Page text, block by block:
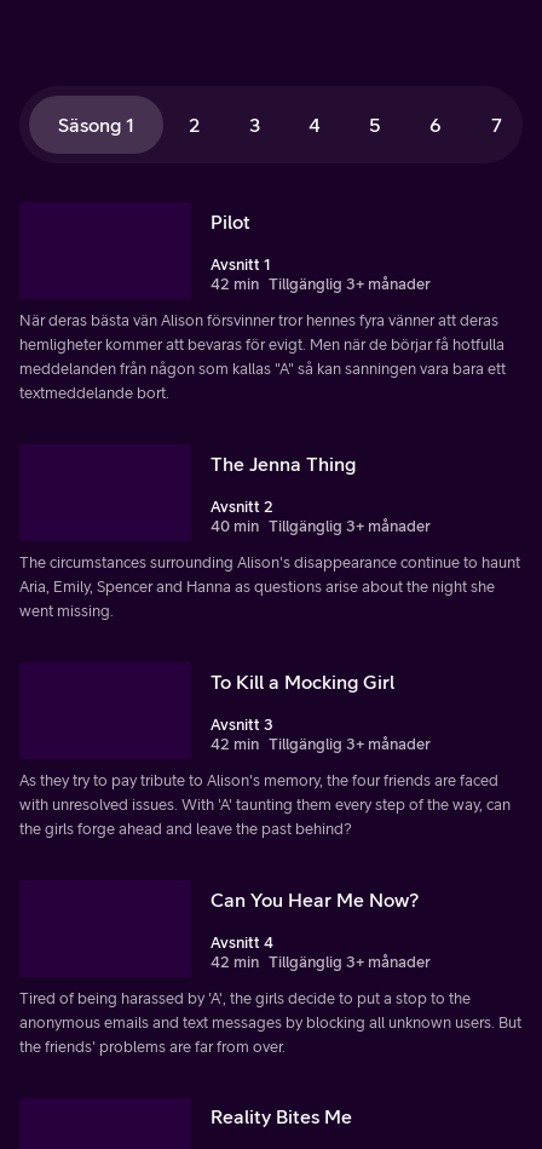
Säsong 1 2 3 4 5 6 7
Pilot
Avsnitt 1
42 min Tillgänglig 3+ månader
När deras bästa vän Alison försvinner tror hennes fyra vänner att deras
hemligheter kommer att bevaras för evigt. Men när de börjar få hotfulla
meddelanden från någon som kallas "A" så kan sanningen vara bara ett
textmeddelande bort.
The Jenna Thing
Avsnitt 2
40 min Tillgänglig 3+ månader
The circumstances surrounding Alison's disappearance continue to haunt
Aria, Emily, Spencer and Hanna as questions arise about the night she
went missing.
To Kill a Mocking Girl
Avsnitt 3
42 min Tillgänglig 3+ månader
As they try to pay tribute to Alison's memory, the four friends are faced
with unresolved issues. With 'A' taunting them every step of the way, can
the girls forge ahead and leave the past behind?
Can You Hear Me Now?
Avsnitt 4
42 min Tillgänglig 3+ månader
Tired of being harassed by 'A', the girls decide to put a stop to the
anonymous emails and text messages by blocking all unknown users. But
the friends' problems are far from over.
Reality Bites Me